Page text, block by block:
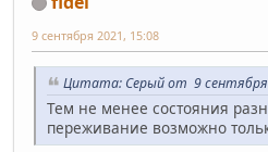
9 сентября 2021, 15:08
Цитата: Серый от 9 сентября
Тем не менее состояния
переживание возможно